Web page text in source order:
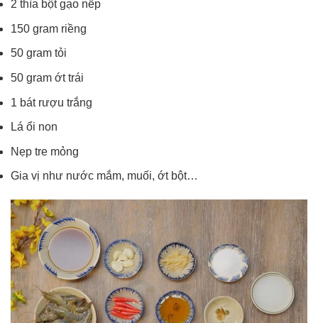
2 thìa bột gạo nếp
150 gram riềng
50 gram tỏi
50 gram ớt trái
1 bát rượu trắng
Lá ổi non
Nẹp tre mỏng
Gia vị như nước mắm, muối, ớt bột…